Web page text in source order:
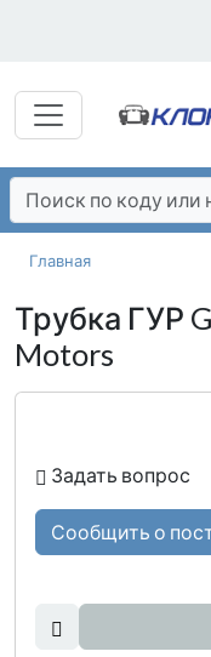
Главная
Трубка ГУР
Motors
Задать вопрос
Сообщить о